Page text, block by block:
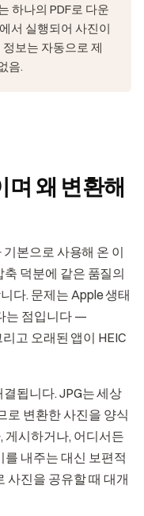
하나의 PDF로 다운
서 실행되어 사진이
보는 자동으로 제
음.
며 왜 변환해
본으로 사용해 온 이
덕분에 같은 품질의
다. 문제는 Apple 생태
는 점입니다 —
고 오래된 앱이 HEIC
됩니다. JPG는 세상
로 변환한 사진을 양식
게시하거나, 어디서든
를 내주는 대신 보편적
사진을 공유할 때 대개